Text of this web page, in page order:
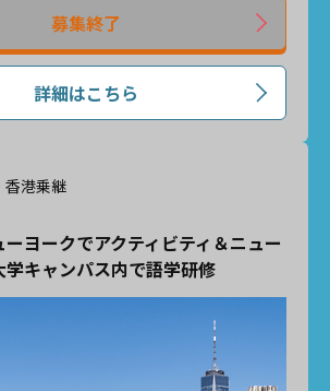
募集終了
詳細はこちら
香港乗継
ーヨークでアクティビティ＆ニュー
学キャンパス内で語学研修